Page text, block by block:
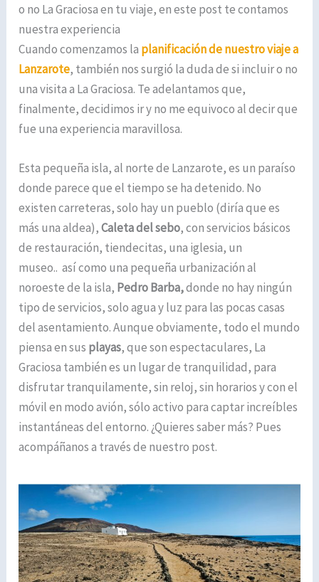
o no La Graciosa en tu viaje, en este post te contamos
nuestra experiencia
Cuando comenzamos la planificación de nuestro viaje a
Lanzarote, también nos surgió la duda de si incluir o no
una visita a La Graciosa. Te adelantamos que,
finalmente, decidimos ir y no me equivoco al decir que
fue una experiencia maravillosa.
Esta pequeña isla, al norte de Lanzarote, es un paraíso
donde parece que el tiempo se ha detenido. No
existen carreteras, solo hay un pueblo (diría que es
más una aldea),Caleta del sebo, con servicios básicos
de restauración, tiendecitas, una iglesia, un
museo.. así como una pequeña urbanización al
noroeste de la isla, Pedro Barba,donde no hay ningún
tipo de servicios, solo agua y luz para las pocas casas
del asentamiento. Aunque obviamente, todo el mundo
piensa en sus playas, que son espectaculares, La
Graciosa también es un lugar de tranquilidad, para
disfrutar tranquilamente, sin reloj, sin horarios y con el
móvil en modo avión, sólo activo para captar increíbles
instantáneas del entorno. ¿Quieres saber más? Pues
acompáñanos a través de nuestro post.